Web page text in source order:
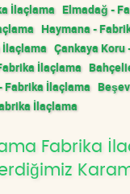
İlaçlama Elmadağ -
Haymana -
İlaçlama Çankaya
İlaçlama
Fabrika İlaçlama
İlaçlama
Fabrika